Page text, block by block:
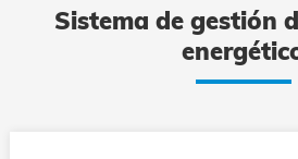
Sistema de gestión